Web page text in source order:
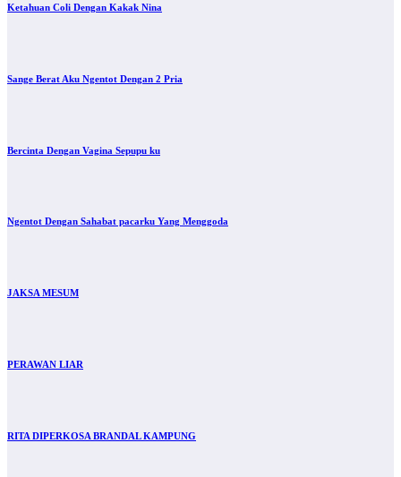
Ketahuan Coli Dengan Kakak Nina
Sange Berat Aku Ngentot Dengan 2 Pria
Bercinta Dengan Vagina Sepupu ku
Ngentot Dengan Sahabat pacarku Yang Menggoda
JAKSA MESUM
PERAWAN LIAR
RITA DIPERKOSA BRANDAL KAMPUNG